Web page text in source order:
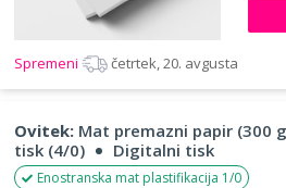
Spremeni četrtek, 20. avgusta
Ovitek: Mat premazni papir (300
tisk (4/0)
Digitalni tisk
Enostranska mat plastifikacija 1/0